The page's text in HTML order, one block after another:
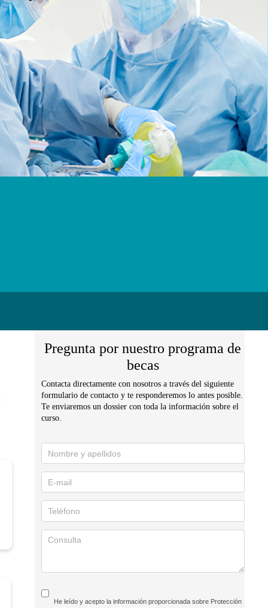
Pregunta por nuestro programa de
becas
Contacta directamente con nosotros a través del siguiente
formulario de contacto y te responderemos lo antes posible.
Te enviaremos un dossier con toda la información sobre el
curso.
Solicita
información
He leído y acepto la información proporcionada sobre Protección